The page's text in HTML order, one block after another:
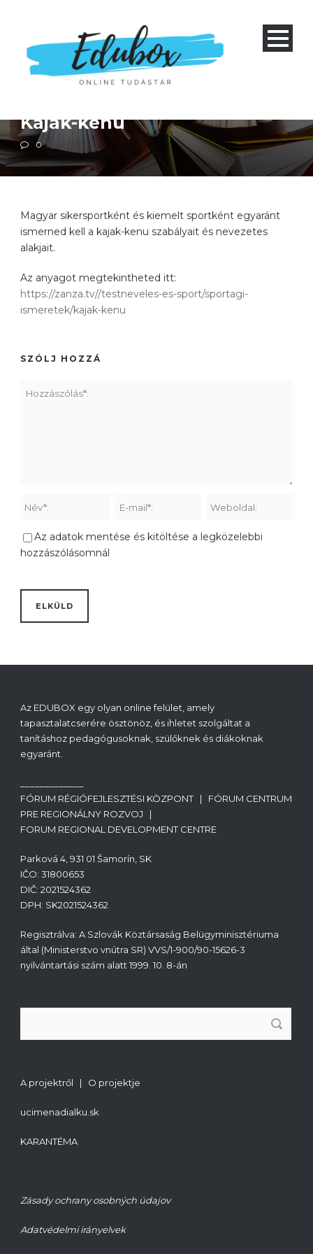
Négyéves gimnázium 1-4 és nyolcéves gimnázium 5-8
Kajak-kenu
0
Magyar sikersportként és kiemelt sportként egyaránt
ismerned kell a kajak-kenu szabályait és nevezetes
alakjait.
Az anyagot megtekintheted itt:
https://zanza.tv//testneveles-es-sport/sportagi-
ismeretek/kajak-kenu
SZÓLJ HOZZÁ
Az adatok mentése és kitöltése a legközelebbi
hozzászólásomnál
Az EDUBOX egy olyan online felület, amely
tapasztalatcserére ösztönöz, és ihletet szolgáltat a
tanításhoz pedagógusoknak, szülőknek és diákoknak
egyaránt.
FÓRUM RÉGIÓFEJLESZTÉSI KÖZPONT | FÓRUM CENTRUM
PRE REGIONÁLNY ROZVOJ |
FORUM REGIONAL DEVELOPMENT CENTRE
Parková 4, 931 01 Šamorín, SK
IČO: 31800653
DIČ: 2021524362
DPH: SK2021524362
Regisztrálva: A Szlovák Köztársaság Belügyminisztériuma
által (Ministerstvo vnútra SR) VVS/1-900/90-15626-3
nyilvántartási szám alatt 1999. 10. 8-án
A projektről | O projektje
ucimenadialku.sk
KARANTÉMA
Zásady ochrany osobných údajov
Adatvédelmi irányelvek